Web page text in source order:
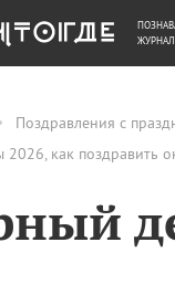
Поздравления с
как поздравить
ОБЩЕСТВО
ЖУРНАЛ